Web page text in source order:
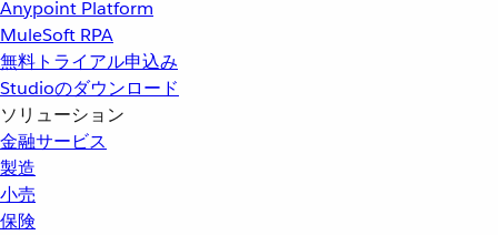
Anypoint Platform
MuleSoft RPA
無料トライアル申込み
Studioのダウンロード
ソリューション
金融サービス
製造
小売
保険